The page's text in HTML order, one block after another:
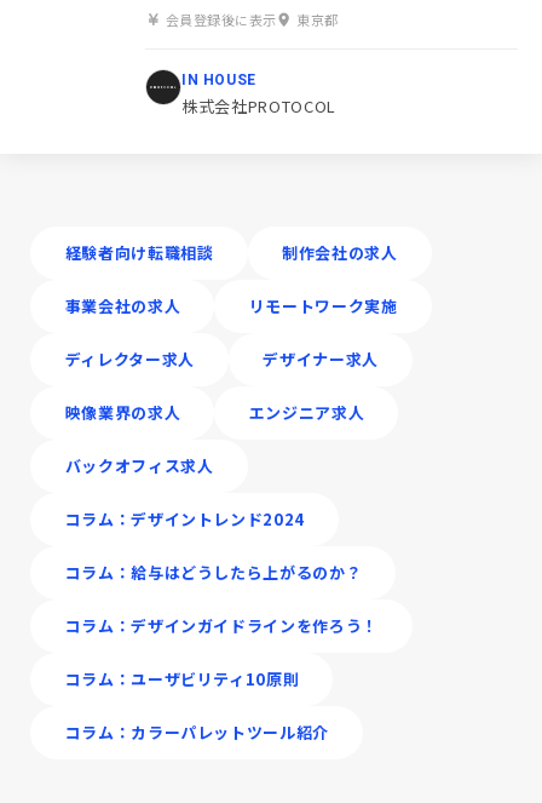
会員登録後に表示 東京都
IN HOUSE
株式会社PROTOCOL
経験者向け転職相談 制作会社の求人
事業会社の求人 リモートワーク実施
ディレクター求人 デザイナー求人
映像業界の求人 エンジニア求人
バックオフィス求人
コラム：デザイントレンド2024
コラム：給与はどうしたら上がるのか？
コラム：デザインガイドラインを作ろう！
コラム：ユーザビリティ10原則
コラム：カラーパレットツール紹介